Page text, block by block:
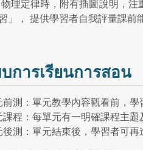
理定律時，附有插圖說明，
」， 提供學習者自我評量課前
การเรียนการสอน
前測：單元教學內容觀看前，學
課程：每單元有一明確課程主題
後測：單元結束後，學習者可再